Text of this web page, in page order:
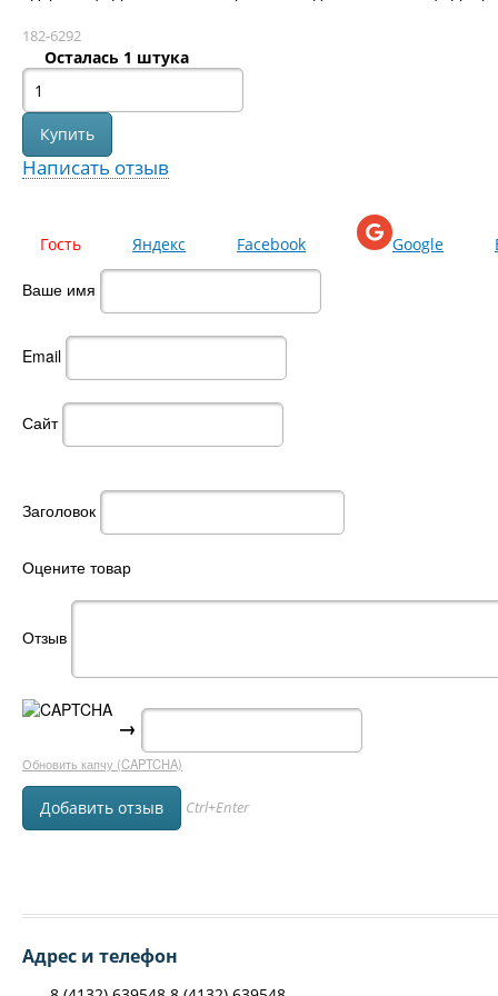
182-6292
Осталась 1 штука
Написать отзыв
Гость Яндекс Facebook Google
Ваше имя
Email
Сайт
Заголовок
Оцените товар
Отзыв
→
Обновить капчу (CAPTCHA)
Ctrl+Enter
Адрес и телефон